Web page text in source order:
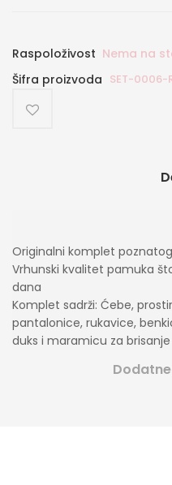
Raspoloživost Nema na
Šifra proizvoda SET-0006-
Originalni komplet
Vrhunski kvalitet pamuka
dana
Komplet sadrži: Ćebe,
pantalonice, rukavice,
duks i maramicu za brisanje